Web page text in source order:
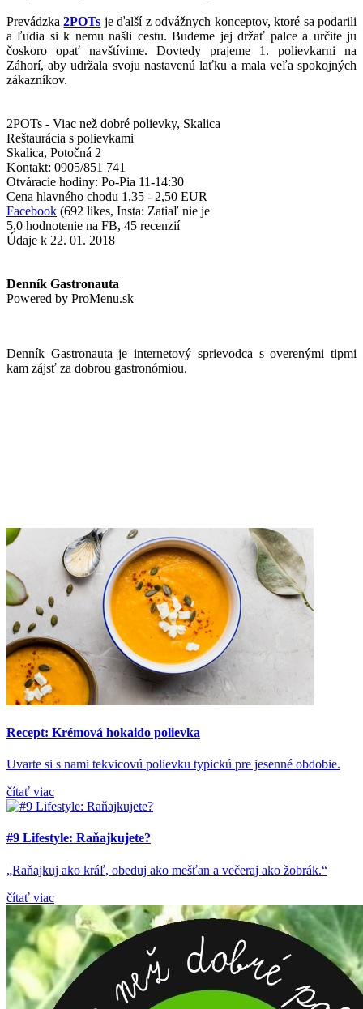
Prevádzka 2POTs je ďalší z odvážnych konceptov, ktoré sa podarili
a ľudia si k nemu našli cestu. Budeme jej držať palce a určite ju
čoskoro opať navštívime. Dovtedy prajeme 1. polievkarni na
Záhorí, aby udržala svoju nastavenú laťku a mala veľa spokojných
zákazníkov.
2POTs - Viac než dobré polievky, Skalica
Reštaurácia s polievkami
Skalica, Potočná 2
Kontakt: 0905/851 741
Otváracie hodiny: Po-Pia 11-14:30
Cena hlavného chodu 1,35 - 2,50 EUR
Facebook (692 likes, Insta: Zatiaľ nie je
5,0 hodnotenie na FB, 45 recenzií
Údaje k 22. 01. 2018
Denník Gastronauta
Powered by ProMenu.sk
Denník Gastronauta je internetový sprievodca s overenými tipmi
kam zájsť za dobrou gastronómiou.
Recept: Krémová hokaido polievka
Uvarte si s nami tekvicovú polievku typickú pre jesenné obdobie.
čítať viac
#9 Lifestyle: Raňajkujete?
„Raňajkuj ako kráľ, obeduj ako mešťan a večeraj ako žobrák.“
čítať viac